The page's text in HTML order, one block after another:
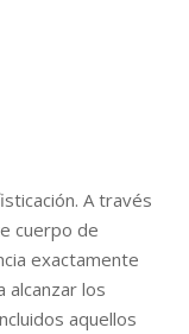
A través
cuerpo de
exactamente
alcanzar los
aquellos